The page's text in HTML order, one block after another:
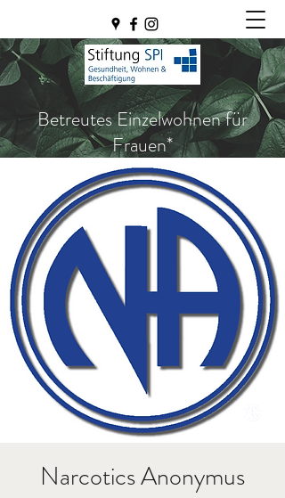
Betreutes Einzelwohnen für
Frauen*
Narcotics Anonymus